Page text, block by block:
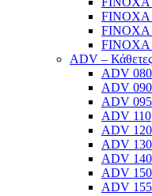
FINOXA
FINOXA
FINOXA
ADV – Κάθετες
ADV 080
ADV 090
ADV 095
ADV 110
ADV 120
ADV 130
ADV 140
ADV 150
ADV 155